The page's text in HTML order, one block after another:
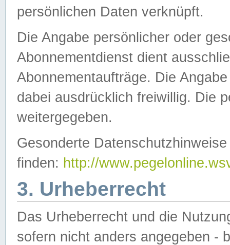
persönlichen Daten verknüpft.
Die Angabe persönlicher oder
Abonnementdienst dient
Abonnementaufträge. Die
dabei ausdrücklich freiwillig. Die
weitergegeben.
Gesonderte
finden: http://
3. Urheberrecht
Das Urheberrecht und die
sofern nicht anders angegeben -